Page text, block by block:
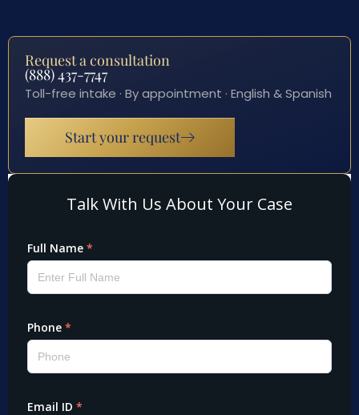
Request a consultation
(888) 437-7747
Toll-free intake · By appointment · English & Spanish
Start your request